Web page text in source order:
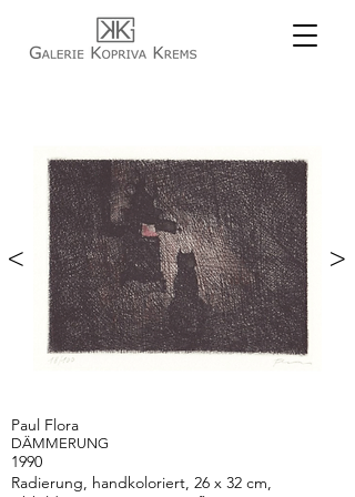
< >
Paul Flora
DÄMMERUNG
1990
Radierung, handkoloriert, 26 x 32 cm,